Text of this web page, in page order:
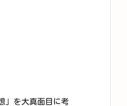
」を大真面目に考